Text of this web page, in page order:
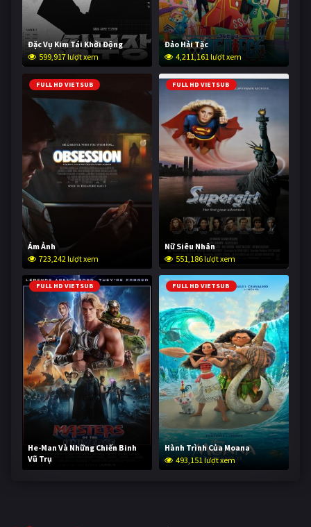
Đặc Vụ Kim Tái Khởi Động
599,917 lượt xem
Đảo Hải Tặc
4,211,161 lượt xem
FULL HD VIETSUB
Ám Ảnh
723,242 lượt xem
FULL HD VIETSUB
Nữ Siêu Nhân
551,186 lượt xem
FULL HD VIETSUB
He-Man Và Những Chiến Binh
Vũ Trụ
242,066 lượt xem
FULL HD VIETSUB
Hành Trình Của Moana
493,151 lượt xem